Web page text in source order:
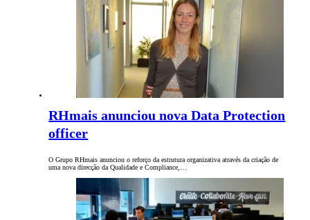
RHmais anunciou nova Data Protection
officer
O Grupo RHmais anunciou o reforço da estrutura organizativa através da criação de
uma nova direcção da Qualidade e Compliance,…